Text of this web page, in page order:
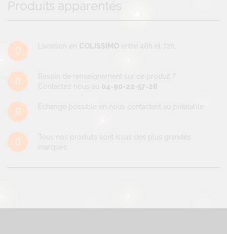
Produits apparentés
Livraison en COLISSIMO entre 48h et 72h.
Besoin de renseignement sur ce produit ?
Contactez nous au 04-90-22-57-28
Echange possible en nous contactant au préalable.
Tous nos produits sont issus des plus grandes
marques.